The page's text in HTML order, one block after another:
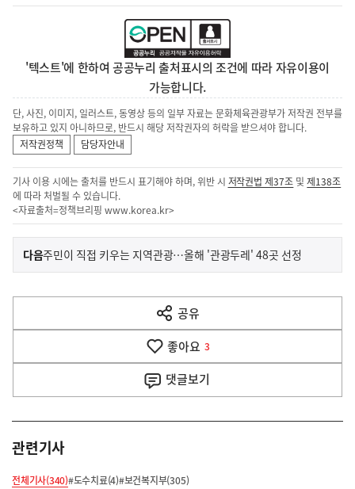
'텍스트'에 한하여 공공누리 출처표시의 조건에 따라 자유이용이
가능합니다.
단, 사진, 이미지, 일러스트, 동영상 등의 일부 자료는 문화체육관광부가 저작권 전부를
보유하고 있지 아니하므로, 반드시 해당 저작권자의 허락을 받으셔야 합니다.
저작권정책
담당자안내
기사 이용 시에는 출처를 반드시 표기해야 하며, 위반 시 저작권법 제37조 및제138조
에 따라 처벌될 수 있습니다.
<자료출처=정책브리핑 www.korea.kr>
이
전
다
음
다음기
사
주민이 직접 키우는 지역관광…올해 '관광두레' 48곳 선정
공유
열
기
좋아요 3
댓글보기
관련기사
전체기사(340)#도수치료(4)#보건복지부(305)